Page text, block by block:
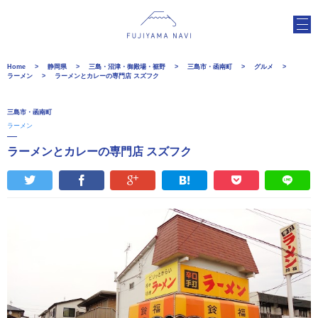
Home 静岡県 三島・沼津・御殿場・裾野 三島市・函南町
グルメ
ラーメン
ラーメンとカレーの専門店 スズフク
三島市・函南町
ラーメン
ラーメンとカレーの専門店 スズフク